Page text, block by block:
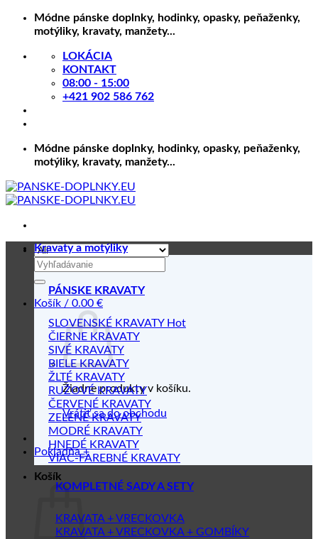
Skip
Módne pánske doplnky, hodinky, opasky, peňaženky,
motýliky, kravaty, manžety...
LOKÁCIA
KONTAKT
08:00 - 15:00
+421 902 586 762
Módne pánske doplnky, hodinky, opasky, peňaženky,
motýliky, kravaty, manžety...
Hľadať:
Košík / 0.00 €
Žiadne produkty v košíku.
Vrátiť sa do obchodu
Pokladňa +
Košík
Kravaty a motýliky
PÁNSKE KRAVATY
SLOVENSKÉ KRAVATY
ČIERNE KRAVATY
SIVÉ KRAVATY
BIELE KRAVATY
ŽLTÉ KRAVATY
RUŽOVÉ KRAVATY
ČERVENÉ KRAVATY
ZELENÉ KRAVATY
MODRÉ KRAVATY
HNEDÉ KRAVATY
VIAC-FAREBNÉ KRAVATY
KOMPLETNÉ SADY A SETY
KRAVATA + VRECKOVKA
KRAVATA + VRECKOVKA + GOMBÍKY